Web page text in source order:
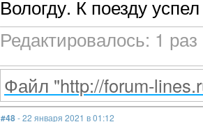
Вологду. К поезду
Редактировалось: 1
Файл "http://forum-
#48- 22 января 2021 в 01:12